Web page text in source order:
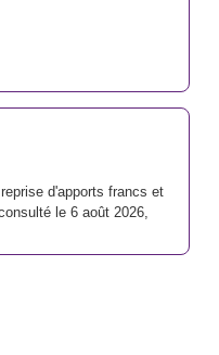
d'apports francs et
le 6 août 2026,